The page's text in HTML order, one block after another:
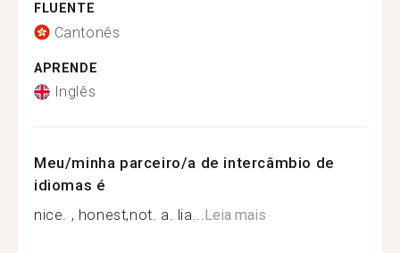
FLUENTE
Cantonês
APRENDE
Inglês
Meu/minha parceiro/a de intercâmbio de
idiomas é
nice. , honest,not. a. lia...Leia mais